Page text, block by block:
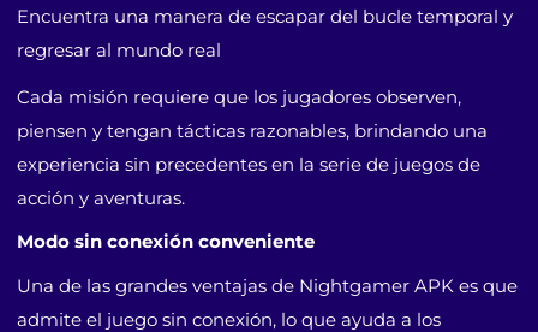
Encuentra una manera de escapar del bucle temporal y
regresar al mundo real
Cada misión requiere que los jugadores observen,
piensen y tengan tácticas razonables, brindando una
experiencia sin precedentes en la serie de juegos de
acción y aventuras.
Modo sin conexión conveniente
Una de las grandes ventajas de Nightgamer APK es que
admite el juego sin conexión, lo que ayuda a los